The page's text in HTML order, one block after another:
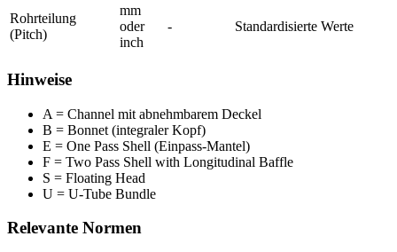
Rohrteilung
(Pitch)
mm
oder
inch
- Standardisierte Werte
Hinweise
A = Channel mit abnehmbarem Deckel
B = Bonnet (integraler Kopf)
E = One Pass Shell (Einpass-Mantel)
F = Two Pass Shell with Longitudinal Baffle
S = Floating Head
U = U-Tube Bundle
Relevante Normen